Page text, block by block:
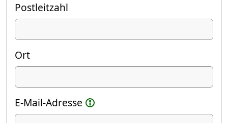
Postleitzahl
Ort
E-Mail-Adresse